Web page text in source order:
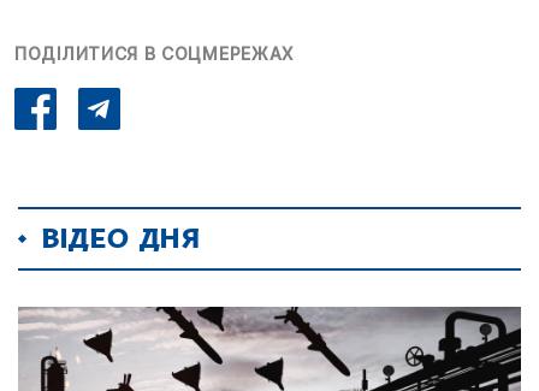
ПОДІЛИТИСЯ В СОЦМЕРЕЖАХ
ВІДЕО ДНЯ